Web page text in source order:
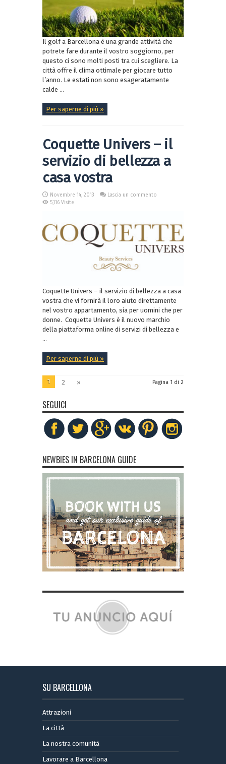
Il golf a Barcellona è una grande attività che
potrete fare durante il vostro soggiorno, per
questo ci sono molti posti tra cui scegliere. La
città offre il clima ottimale per giocare tutto
l’anno. Le estati non sono esageratamente
calde ...
Per saperne di più »
Coquette Univers – il
servizio di bellezza a
casa vostra
Novembre 14, 2013
Lascia un commento
5,116 Visite
Coquette Univers – il servizio di bellezza a casa
vostra che vi fornirà il loro aiuto direttamente
nel vostro appartamento, sia per uomini che per
donne. Coquette Univers è il nuovo marchio
della piattaforma online di servizi di bellezza e
...
Per saperne di più »
Pagina 1 di 2
1 2 »
SEGUICI
NEWBIES IN BARCELONA GUIDE
SU BARCELLONA
Attrazioni
La città
La nostra comunità
Lavorare a Barcellona